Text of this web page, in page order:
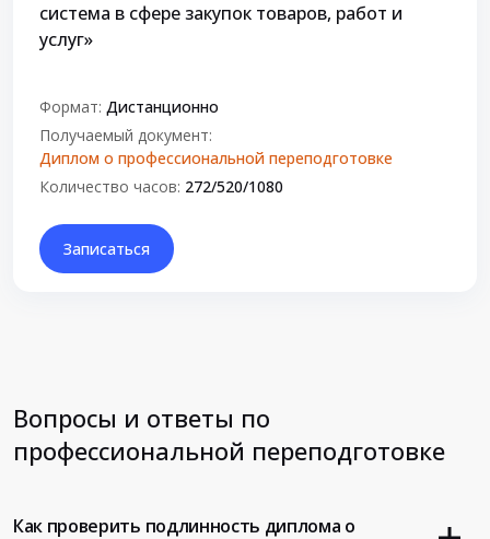
система в сфере закупок товаров, работ и
услуг»
Формат: Дистанционно
Получаемый документ:
Диплом о профессиональной переподготовке
Количество часов: 272/520/1080
Записаться
Вопросы и ответы по
профессиональной переподготовке
Как проверить подлинность диплома о